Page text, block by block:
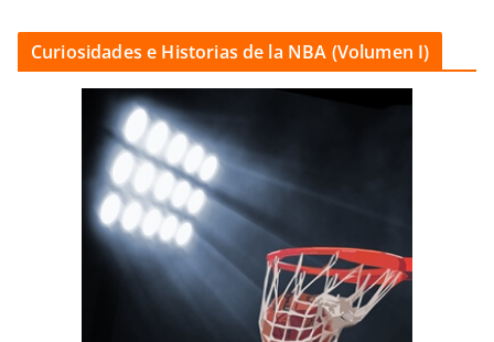
Curiosidades e Historias de la NBA (Volumen I)